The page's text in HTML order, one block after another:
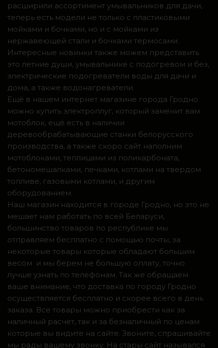
расширили ассортимент умывальников для дачи,
теперь есть модели не только с пластиковыми
мойками и бочками, но и с мойками из
нержавеющей стали и бочками термосами.
Интересные новинки также можем представить
это летние души, умывальнике с подогревом и без,
электрические подогреватели воды для дачи и
дома, а также водонагреватели.
Ещё в нашем интернет магазине города Гродно
можно купить электроплуг, который заменит вам
мотоблок, ещё есть в наличии
деревообрабатывающие станки белорусского
производства, а также скоро сайт наполним
мотоблоками, теплицами из поликарбоната,
бетономешалками, печками, котлами на твердом
топливе, газовыми котлами, и другим
оборудованием.
Наш магазин находится в городе Гродно, но это не
мешает нам работать по всей Беларуси,
большинство товаров по республике мы
отправляем бесплатно с помощью почты, за
некоторые товары которые обладают большим
весом и мы берем не большую оплату, точно
лучше узнать по телефонам. Так же обращаем
ваше внимание, что доставка по городу Гродно
осуществляется бесплатно и скорее всего в день
заказа. Все товары можно приобрести как за
наличный расчет, так и за безналичный по ценам
которые вы видите на сайте. Звоните, спрашивайте
мы рады вашему звонку. На стары сайт назывался